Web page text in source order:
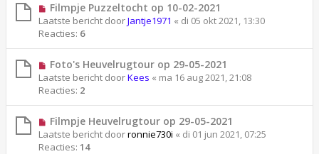
Filmpje Puzzeltocht op 10-02-2021
Laatste bericht doorJantje1971 « di 05 okt 2021, 13:30
Reacties: 6
Foto's Heuvelrugtour op 29-05-2021
Laatste bericht doorKees « ma 16 aug 2021, 21:08
Reacties: 2
Filmpje Heuvelrugtour op 29-05-2021
Laatste bericht doorronnie730i « di 01 jun 2021, 07:25
Reacties: 14